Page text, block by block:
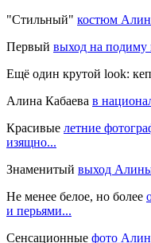
"Стильный" костюм
Первый выход на подиму
Ещё один крутой look:
Алина Кабаева в
Красивые летние
изящно...
Знаменитый выход Алины
Не менее белое, но более
и перьями...
Сенсационные фото